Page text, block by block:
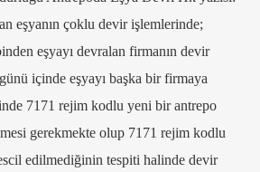
eşyanın çoklu devir işlemlerinde;
eşyayı devralan firmanın devir
içinde eşyayı başka bir firmaya
7171 rejim kodlu yeni bir antrepo
gerekmekte olup 7171 rejim kodlu
edilmediğinin tespiti halinde devir